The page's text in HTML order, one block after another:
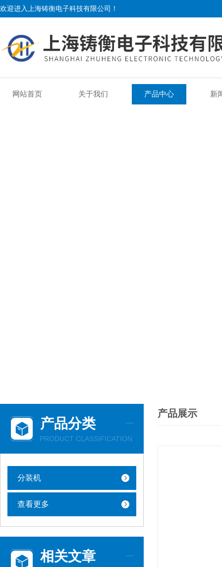
欢迎进入上海铸衡电子科技有限公司！
网站首页 关于我们 产品中心 新
产品分类
PRODUCT CLASSIFICATION
分装机
查看更多
相关文章
产品展示